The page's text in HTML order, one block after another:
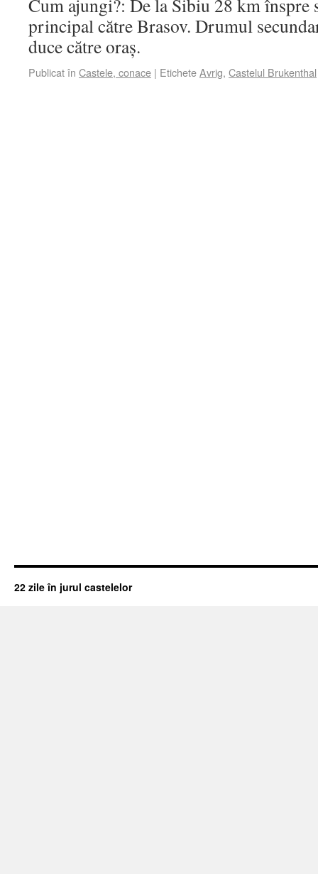
Cum ajungi?: De la Sibiu 28 km înspre
principal către Brasov. Drumul
duce către oraș.
Publicat în Castele, conace | EticheteAvrig, Castelul Brukenthal
22 zile în jurul castelelor